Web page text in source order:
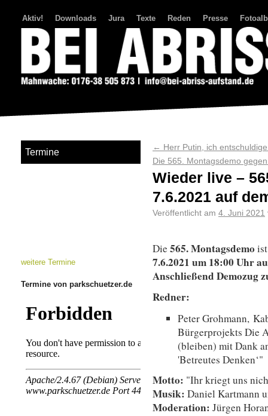
Aktiv! Downloads Jura Texte Reden Presse
← Herr Putin, ich
Die 565. Montagsdemo
Wieder live –
7.6.2021 auf
Veröffentlicht am 4. Juni 2021
Die 565. Montagsdemo
7.6.2021 um 18:00 Uhr
Anschließend Demozug
Redner:
Peter Grohmann,
Bürgerprojekts Die
(bleiben) mit Dank
'Betreutes Denken‘"
Motto: "Ihr kriegt uns
Musik: Daniel Kartmann
Moderation: Jürgen
Termine
weitere Termine
Termine von parkschuetzer.de